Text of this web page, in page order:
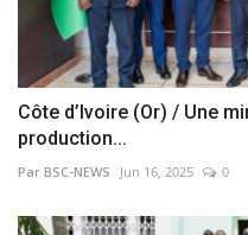
Côte d’Ivoire (Or) / Une
production...
Par BSC-NEWS Jun 16, 2025 0